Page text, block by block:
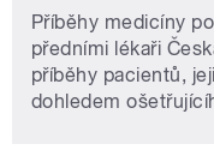
Příběhy medicíny
předními lékaři
příběhy pacientů,
dohledem